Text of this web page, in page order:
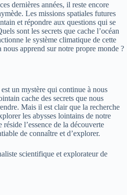
dernières années, il reste encore
Les missions spatiales futures
et répondre aux questions qui se
sont les secrets que cache l’océan
le système climatique de cette
nous apprend sur notre propre monde ?
un mystère qui continue à nous
cache des secrets que nous
Mais il est clair que la recherche
les abysses lointains de notre
l’essence de la découverte
de connaître et d’explorer.
scientifique et explorateur de